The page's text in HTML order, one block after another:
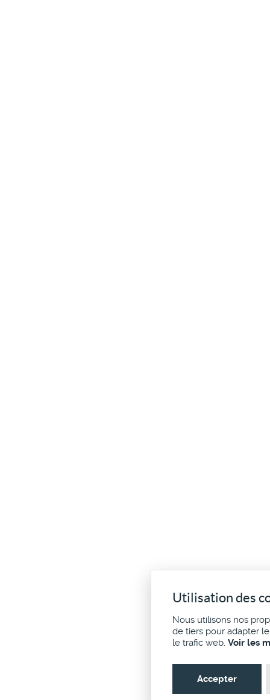
Utilisation des
Nous utilisons nos
de tiers pour adapter
le trafic web. Voir les
Accepter